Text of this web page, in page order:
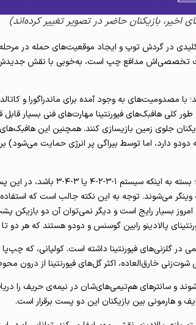
تخصصی‌اش مدافع چپ است، به‌خوبی با نقش جدیدش خو
با مصدومیت‌های به وجود آمده برای ماندراگورا و
کلی هافبک‌های فیورنتینا مهارت‌های فنی بسیار
جلوی زمین بازیسازی کنند. همچنین این
دارد، اما توسط بیراگی پر انرژی حمایت می‌شود)
بووه، کولپانی (یا گودموندسون و
می‌شوند. توجه به این نکته جالب است که استفاده
پالادینو رابین گوسنس و دودو هستند که هر دو تا
در گلزنی‌های فیورنتینا داشته است. کولپانی، که
شوت‌زنی خارق‌العاده، اکثر گل‌های فیورنتینا از درون
و سانترهای هم‌تیمی‌های‌شان در نیمه‌ی حریف را
و هارمونی بین بازیکنان این دو پست برقرار است.